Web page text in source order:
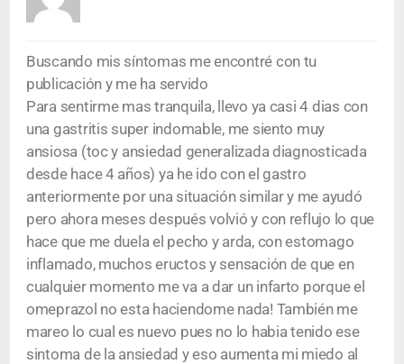
Buscando mis síntomas me encontré con tu
publicación y me ha servido
Para sentirme mas tranquila, llevo ya casi 4 dias con
una gastritis super indomable, me siento muy
ansiosa (toc y ansiedad generalizada diagnosticada
desde hace 4 años) ya he ido con el gastro
anteriormente por una situación similar y me ayudó
pero ahora meses después volvió y con reflujo lo que
hace que me duela el pecho y arda, con estomago
inflamado, muchos eructos y sensación de que en
cualquier momento me va a dar un infarto porque el
omeprazol no esta haciendome nada! También me
mareo lo cual es nuevo pues no lo habia tenido ese
sintoma de la ansiedad y eso aumenta mi miedo al